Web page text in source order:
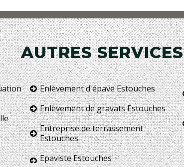
AUTRES SERVICES
Enlèvement d'épave Estouches
Enlèvement de gravats Estouches
Entreprise de terrassement
Estouches
Epaviste Estouches